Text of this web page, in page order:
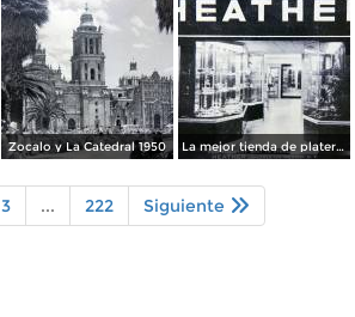
Zocalo y La Catedral 1950 La mejor tienda de plateria.
3 ... 222 Siguiente